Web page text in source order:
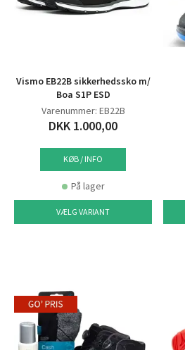
Vismo EB22B sikkerhedssko m/
Boa S1P ESD
Varenummer: EB22B
DKK 1.000,00
KØB / INFO
På lager
VÆLG VARIANT